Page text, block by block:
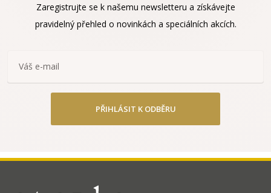
Zaregistrujte se k našemu newsletteru a získávejte
pravidelný přehled o novinkách a speciálních akcích.
PŘIHLÁSIT K ODBĚRU